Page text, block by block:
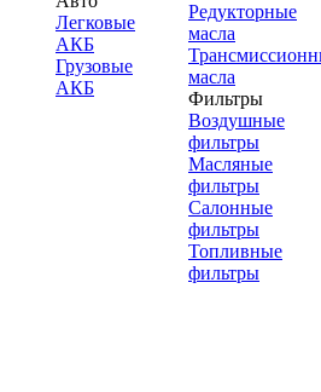
Легковые
АКБ
Грузовые
АКБ
Редукторные
масла
масла
Фильтры
Воздушные
фильтры
Масляные
фильтры
Салонные
фильтры
Топливные
фильтры